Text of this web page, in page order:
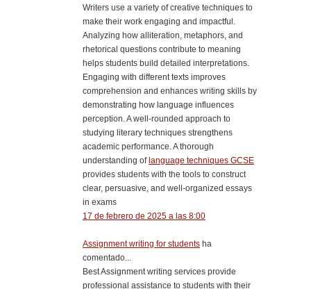
Writers use a variety of creative techniques to
make their work engaging and impactful.
Analyzing how alliteration, metaphors, and
rhetorical questions contribute to meaning
helps students build detailed interpretations.
Engaging with different texts improves
comprehension and enhances writing skills by
demonstrating how language influences
perception. A well-rounded approach to
studying literary techniques strengthens
academic performance. A thorough
understanding of language techniques GCSE
provides students with the tools to construct
clear, persuasive, and well-organized essays
in exams
17 de febrero de 2025 a las 8:00
Assignment writing for students ha
comentado...
Best Assignment writing services provide
professional assistance to students with their